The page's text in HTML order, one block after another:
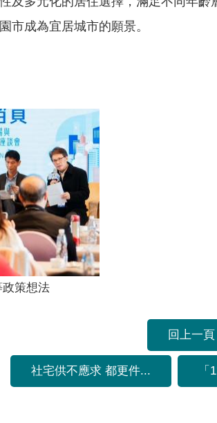
市成為宜居城市的願景。
策想法
回上一頁
社宅供不應求 都更件...